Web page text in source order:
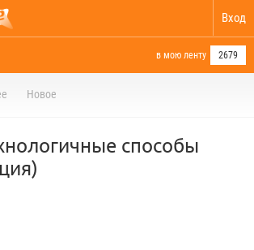
Вход
в мою ленту 2679
Новое
способы